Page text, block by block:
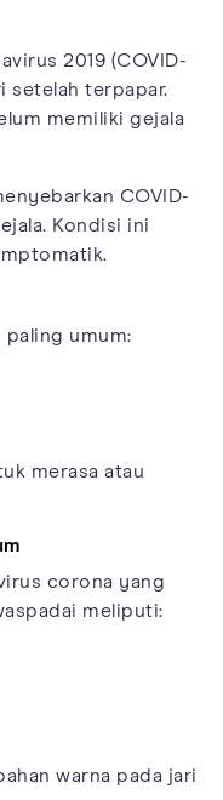
2019 (COVID-
setelah terpapar.
memiliki gejala
COVID-
Kondisi ini
umum:
merasa atau
corona yang
meliputi:
warna pada jari